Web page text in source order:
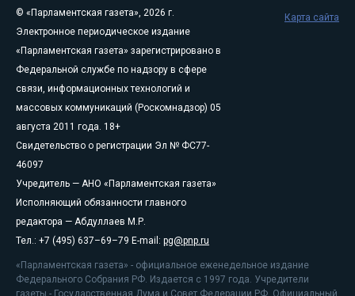
© «Парламентская газета», 2026 г.
Электронное периодическое издание
«Парламентская газета» зарегистрировано в
Федеральной службе по надзору в сфере
связи, информационных технологий и
массовых коммуникаций (Роскомнадзор) 05
августа 2011 года. 18+
Свидетельство о регистрации Эл № ФС77-
46097
Учредитель — АНО «Парламентская газета»
Исполняющий обязанности главного
редактора — Абдуллаев М.Р.
Тел.: +7 (495) 637–69–79 E-mail: pg@pnp.ru
«Парламентская газета» - официальное еженедельное издание
Федерального Собрания РФ. Издается с 1997 года. Учредители
газеты - Государственная Дума и Совет Федерации РФ. Официальный
Карта сайта